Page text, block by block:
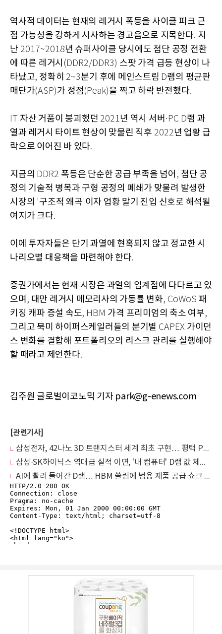
역사적 데이터는 현재의 레거시 폭등을 사이클 피크 근
접 가능성을 강하게 시사하는 경고음으로 지목한다. 지
난 2017~2018년 슈퍼사이클 당시에도 첨단 공정 전환
에 따른 레거시 (DDR2/DDR3) 스팟 가격 급등 현상이 나
타났고, 정확히 2~3분기 후에 메인스트림 D램의 평균판
매단가(ASP)가 정점(Peak)을 찍고 하락 반전했다.
IT 자산 거품이 붕괴했던 2021년 역시 서버 ·PC D램 과
열과 레거시 타이트 현상이 맞물린 직후 2022년 업황 급
락으로 이어진 바 있다.
지금의 DDR2 폭등은 단순한 공급 부족을 넘어 , 첨단 공
정의 기술적 병목과 구형 공정의 폐쇄가 맞물려 발생한
시장의 '구조적 왜곡'이자 업황 말기 진입 신호로 해석될
여지가 크다.
이에 투자자들은 단기 과열에 현혹되지 않고 정교한 시
나리오별 대응책을 마련해야 한다.
증권가에서는 현재 시장은 과열의 임계점에 다다르고 있
으며 , 대만 레거시 메모리사의 가동률 변화, CoWoS 패
키징 캐파 증설 속도, HBM 가격 프리미엄의 축소 여부,
그리고 북미 하이퍼스케일러들의 분기별 CAPEX 가이던
스 변화를 결합해 포트폴리오의 리스크 관리를 실행해야
할 때라고 제언한다.
김주원 글로벌이코노믹 기자 park@g-enews.com
[관련기사]
삼성전자, 42나노 3D 트랜지스터 세계 최초 구현… 평택 P5 'D램 2배' 증산 시동
삼성·SK하이닉스 역대급 실적 이면, '내 컴퓨터' D램 값 체감 가격 4배 폭등
AI에 빨려 들어간 D램… HBM 쏠림에 범용 제품 공급 쇼크 온다